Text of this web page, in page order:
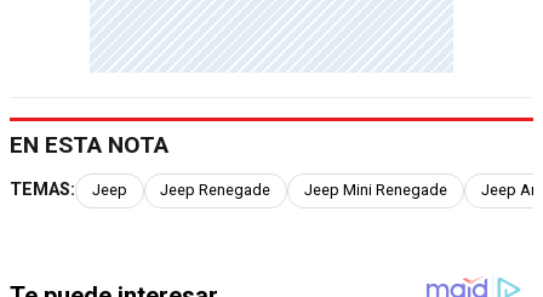
EN ESTA NOTA
TEMAS: Jeep Jeep Renegade Jeep Mini Renegade Jeep